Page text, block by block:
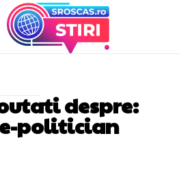
despre:
politician